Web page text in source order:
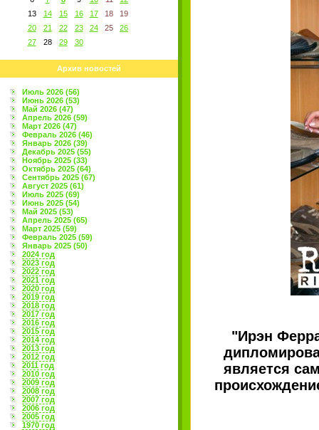
13
14 15 16 17 18
19
20
21 22 23 24 25
26
27
28 29 30
Архив новостей
Июль 2026 (56)
Июнь 2026 (53)
Май 2026 (47)
Апрель 2026 (59)
Март 2026 (47)
Февраль 2026 (46)
Январь 2026 (39)
Декабрь 2025 (55)
Ноябрь 2025 (33)
Октябрь 2025 (64)
Сентябрь 2025 (67)
Август 2025 (61)
Июль 2025 (69)
Июнь 2025 (54)
Май 2025 (53)
Апрель 2025 (65)
Март 2025 (59)
Февраль 2025 (59)
Январь 2025 (50)
2024 год
2023 год
2022 год
2021 год
2020 год
2019 год
2018 год
2017 год
2016 год
2015 год
2014 год
2013 год
2012 год
2011 год
2010 год
2009 год
2008 год
2007 год
2006 год
2005 год
1970 год
"Ирэн
является